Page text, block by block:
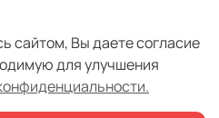
сайтом, Вы даете согласие
для улучшения